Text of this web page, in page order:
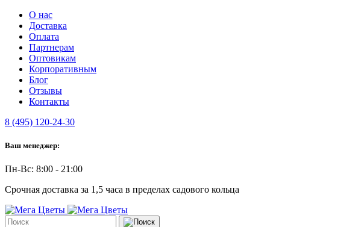
О нас
Доставка
Оплата
Партнерам
Оптовикам
Корпоративным
Блог
Отзывы
Контакты
8 (495) 120-24-30
Ваш менеджер:
Пн-Вс: 8:00 - 21:00
Срочная доставка за 1,5 часа в пределах садового кольца